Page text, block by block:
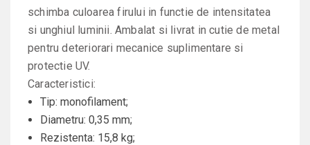
schimba culoarea firului in functie de intensitatea
si unghiul luminii. Ambalat si livrat in cutie de metal
pentru deteriorari mecanice suplimentare si
protectie UV.
Caracteristici:
Tip: monofilament;
Diametru: 0,35 mm;
Rezistenta: 15,8 kg;